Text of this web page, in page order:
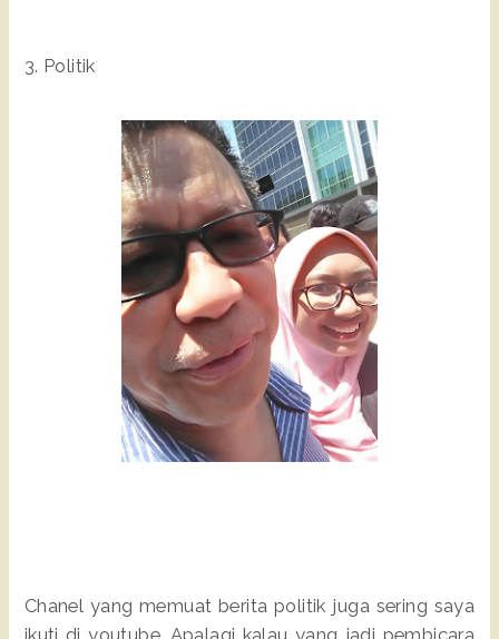
3. Politik
Chanel yang memuat berita politik juga sering saya